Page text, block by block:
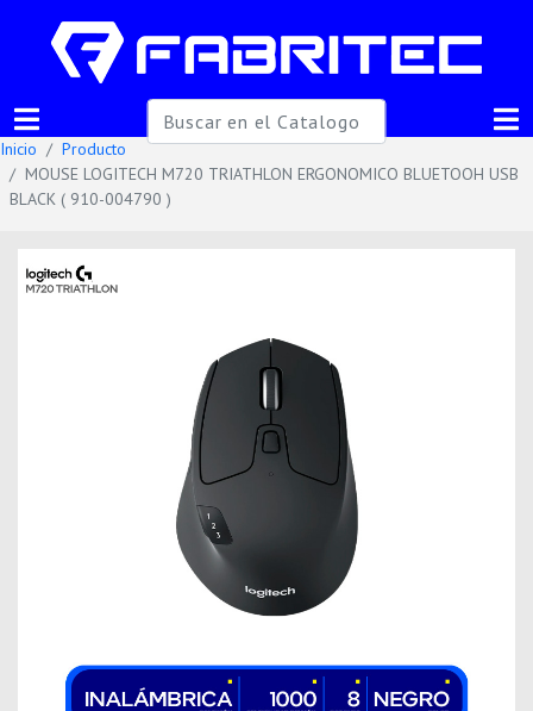
Inicio
Producto
MOUSE LOGITECH M720 TRIATHLON ERGONOMICO BLUETOOH USB
BLACK ( 910-004790 )